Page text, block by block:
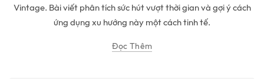
Vintage. Bài viết phân tích sức hút vượt thời gian và gợi ý cách
ứng dụng xu hướng này một cách tinh tế.
Đọc Thêm